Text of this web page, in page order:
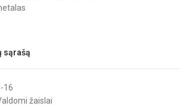
sąrašą
16
žaislai